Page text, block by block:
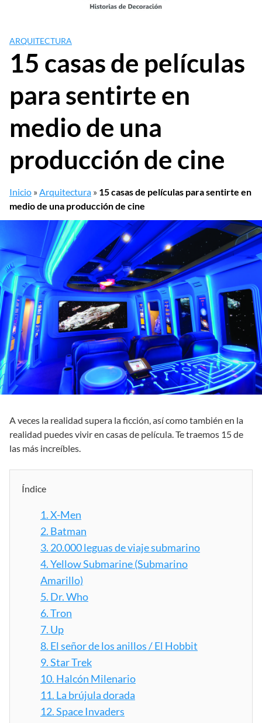
ARQUITECTURA
15 casas de películas
para sentirte en
medio de una
producción de cine
Inicio »Arquitectura » 15 casas de películas para sentirte en
medio de una producción de cine
A veces la realidad supera la ficción, así como también en la
realidad puedes vivir en casas de película. Te traemos 15 de
las más increíbles.
Índice
1.X-Men
2. Batman
3. 20.000 leguas de viaje submarino
4.Yellow Submarine (Submarino
Amarillo)
5. Dr. Who
6.Tron
7. Up
8. El señor de los anillos / El Hobbit
9.Star Trek
10. Halcón Milenario
11. La brújula dorada
12.Space Invaders